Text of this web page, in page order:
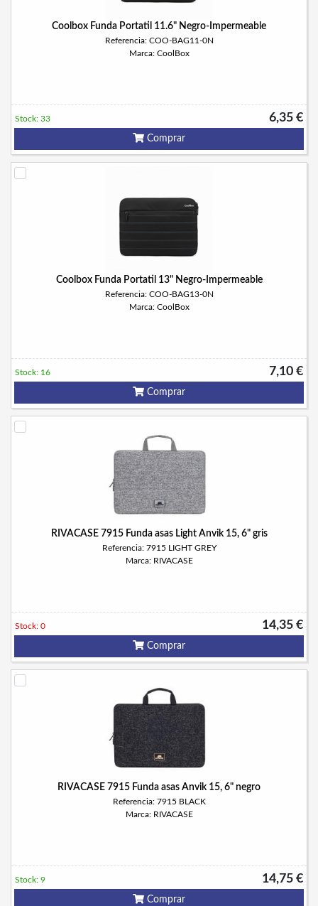
Coolbox Funda Portatil 11.6" Negro-Impermeable
Referencia: COO-BAG11-0N
Marca: CoolBox
6,35 €
Stock: 33
Comprar
Coolbox Funda Portatil 13" Negro-Impermeable
Referencia: COO-BAG13-0N
Marca: CoolBox
7,10 €
Stock: 16
Comprar
RIVACASE 7915 Funda asas Light Anvik 15, 6" gris
Referencia: 7915 LIGHT GREY
Marca: RIVACASE
14,35 €
Stock: 0
Comprar
RIVACASE 7915 Funda asas Anvik 15, 6" negro
Referencia: 7915 BLACK
Marca: RIVACASE
14,75 €
Stock: 9
Comprar